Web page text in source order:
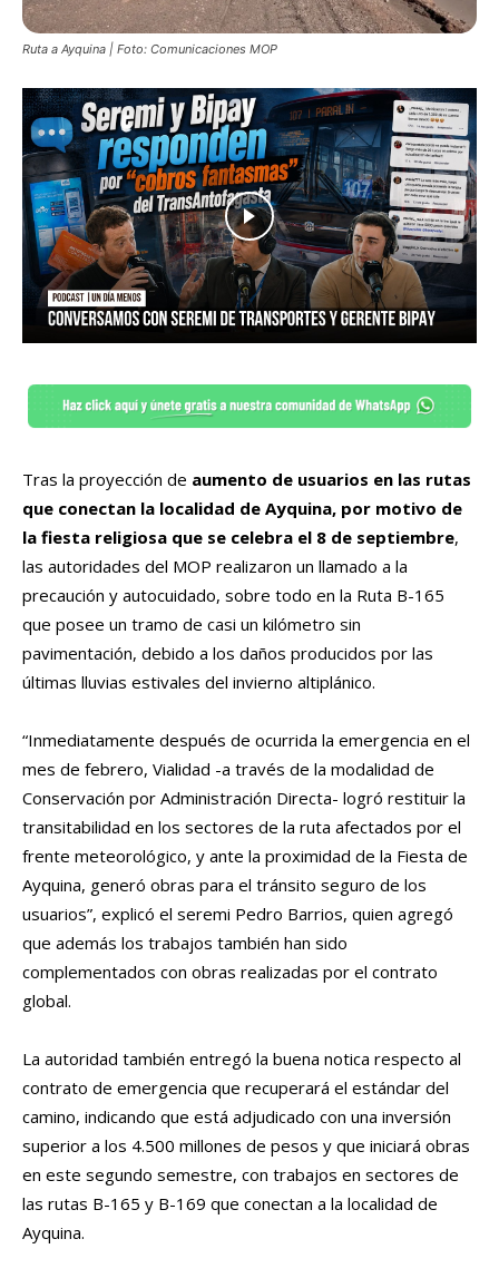
Ruta a Ayquina | Foto: Comunicaciones MOP
Tras la proyección de aumento de usuarios en las rutas
que conectan la localidad de Ayquina, por motivo de
la fiesta religiosa que se celebra el 8 de septiembre,
las autoridades del MOP realizaron un llamado a la
precaución y autocuidado, sobre todo en la Ruta B-165
que posee un tramo de casi un kilómetro sin
pavimentación, debido a los daños producidos por las
últimas lluvias estivales del invierno altiplánico.
“Inmediatamente después de ocurrida la emergencia en el
mes de febrero, Vialidad -a través de la modalidad de
Conservación por Administración Directa- logró restituir la
transitabilidad en los sectores de la ruta afectados por el
frente meteorológico, y ante la proximidad de la Fiesta de
Ayquina, generó obras para el tránsito seguro de los
usuarios”, explicó el seremi Pedro Barrios, quien agregó
que además los trabajos también han sido
complementados con obras realizadas por el contrato
global.
La autoridad también entregó la buena notica respecto al
contrato de emergencia que recuperará el estándar del
camino, indicando que está adjudicado con una inversión
superior a los 4.500 millones de pesos y que iniciará obras
en este segundo semestre, con trabajos en sectores de
las rutas B-165 y B-169 que conectan a la localidad de
Ayquina.